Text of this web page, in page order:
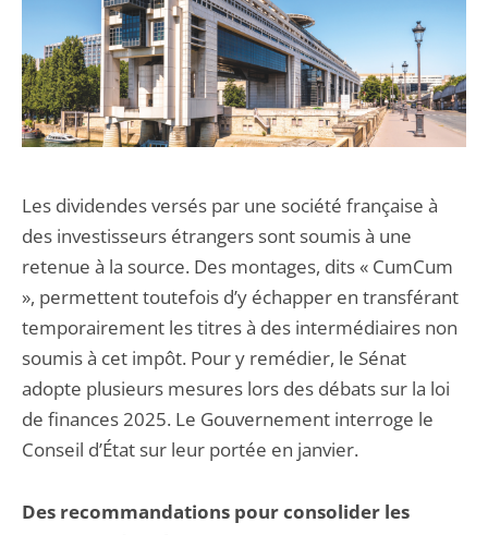
Les dividendes versés par une société française à
des investisseurs étrangers sont soumis à une
retenue à la source. Des montages, dits « CumCum
», permettent toutefois d’y échapper en transférant
temporairement les titres à des intermédiaires non
soumis à cet impôt. Pour y remédier, le Sénat
adopte plusieurs mesures lors des débats sur la loi
de finances 2025. Le Gouvernement interroge le
Conseil d’État sur leur portée en janvier.
Des recommandations pour consolider les